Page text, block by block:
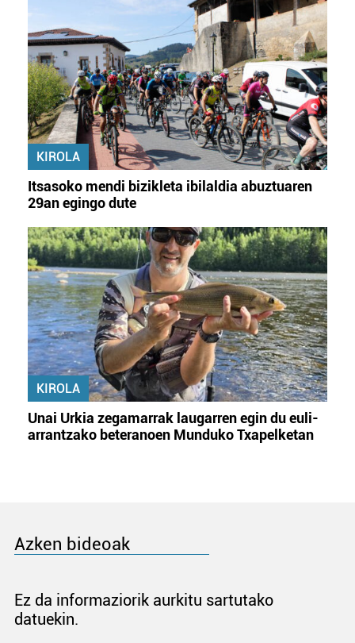
KIROLA
Itsasoko mendi bizikleta ibilaldia abuztuaren
29an egingo dute
KIROLA
Unai Urkia zegamarrak laugarren egin du euli-
arrantzako beteranoen Munduko Txapelketan
Azken bideoak
Ez da informaziorik aurkitu sartutako
datuekin.